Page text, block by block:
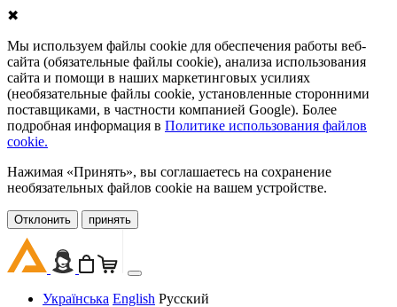
✖
Мы используем файлы cookie для обеспечения работы веб-
сайта (обязательные файлы cookie), анализа использования
сайта и помощи в наших маркетинговых усилиях
(необязательные файлы cookie, установленные сторонними
поставщиками, в частности компанией Google). Более
подробная информация в Политике использования файлов
cookie.
Нажимая «Принять», вы соглашаетесь на сохранение
необязательных файлов cookie на вашем устройстве.
Oтклонить принять
Українська English Русский